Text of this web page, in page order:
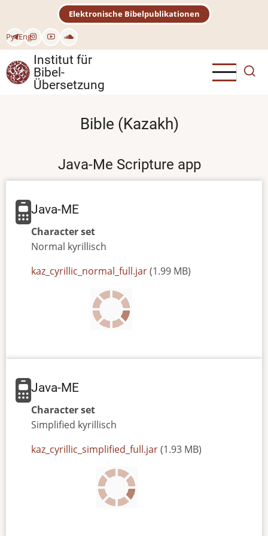
Inhalt
РусEng
Elektronische Bibelpublikationen
Institut für
Bibel-
Übersetzung
Bible (Kazakh)
Java-Me Scripture app
Java-ME
Character set
Normal kyrillisch
JAR
kaz_cyrillic_normal_full.jar(1.99 MB)
Java-ME
Character set
Simplified kyrillisch
JAR
kaz_cyrillic_simplified_full.jar(1.93 MB)